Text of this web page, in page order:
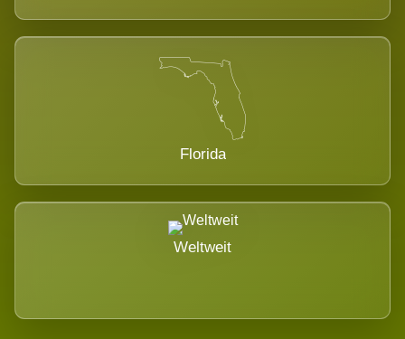
Florida
Weltweit